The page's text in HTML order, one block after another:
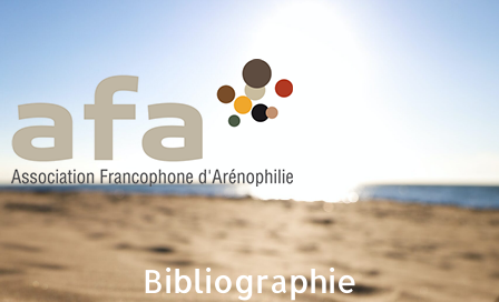
Bibliographie